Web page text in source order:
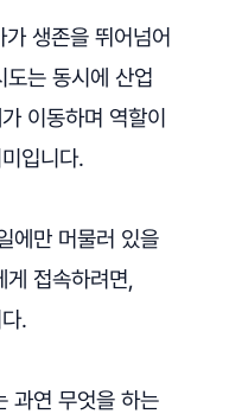
생존을 뛰어넘어
는 동시에 산업
이동하며 역할이
입니다.
에만 머물러 있을
접속하려면,
.
과연 무엇을 하는